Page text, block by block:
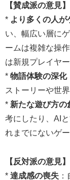
【賛成派の意見】
* より多くの人が
い、幅広い層に
ームは複雑な操
は新規プレイヤ
* 物語体験の深化
ストーリーや世
* 新たな遊び方の
考にしたり、AI
れまでにないゲ
【反対派の意見】
* 達成感の喪失